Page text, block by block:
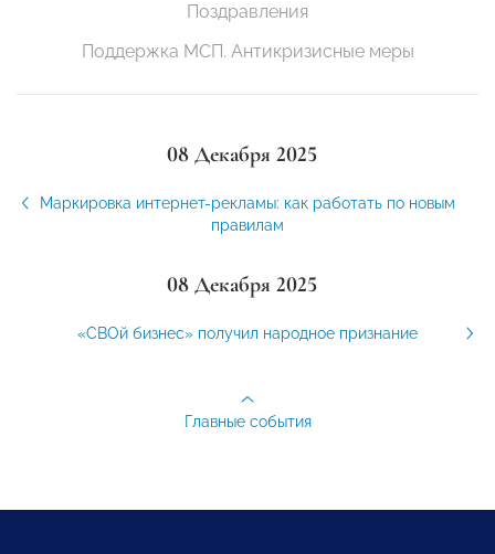
Поздравления
Поддержка МСП. Антикризисные меры
08 Декабря 2025
Маркировка интернет-рекламы: как работать по новым
правилам
08 Декабря 2025
«СВОй бизнес» получил народное признание
Главные события